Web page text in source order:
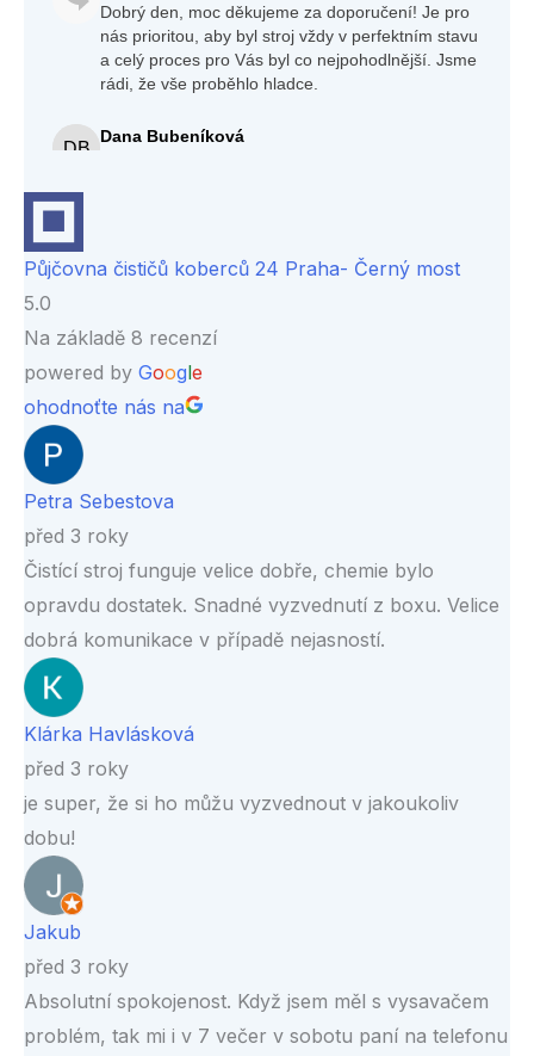
Půjčovna čističů koberců 24 Praha- Černý most
5.0
Na základě 8 recenzí
powered by Google
ohodnoťte nás na
Petra Sebestova
před 3 roky
Čistící stroj funguje velice dobře, chemie bylo
opravdu dostatek. Snadné vyzvednutí z boxu. Velice
dobrá komunikace v případě nejasností.
Klárka Havlásková
před 3 roky
je super, že si ho můžu vyzvednout v jakoukoliv
dobu!
Jakub
před 3 roky
Absolutní spokojenost. Když jsem měl s vysavačem
problém, tak mi i v 7 večer v sobotu paní na telefonu